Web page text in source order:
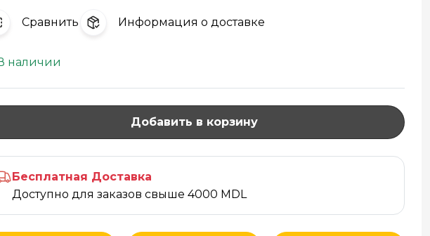
Cравнить Информация о доставке
наличии
Добавить в корзину
Бесплатная Доставка
Доступно для заказов свыше 4000 MDL